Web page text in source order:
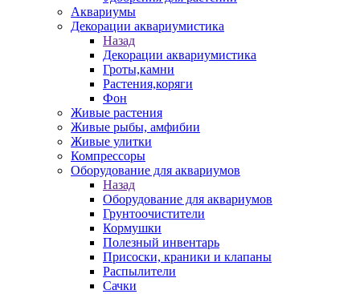
Аквариумы
Декорации аквариумистика
Назад
Декорации аквариумистика
Гроты,камни
Растения,коряги
Фон
Живые растения
Живые рыбы, амфибии
Живые улитки
Компрессоры
Оборудование для аквариумов
Назад
Оборудование для аквариумов
Грунтоочистители
Кормушки
Полезный инвентарь
Присоски, краники и клапаны
Распылители
Сачки